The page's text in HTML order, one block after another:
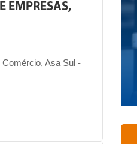
EMPRESAS,
Asa Sul -